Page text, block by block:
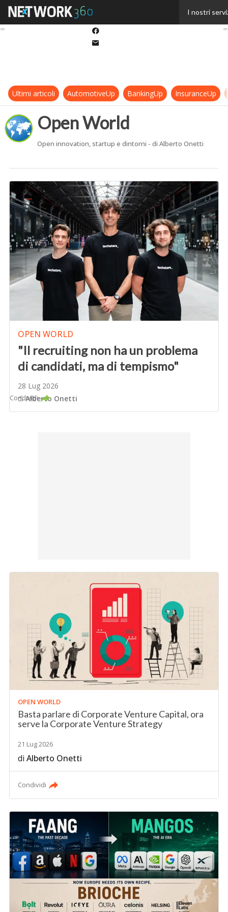
I nostri
Ultimi articoli AutomotiveUp BankingUp InsuranceUp
Open World
Open innovation, startup e dintorni - di Alberto Onetti
OPEN WORLD
"Il recruiting non ha un problema
di candidati, ma di tempismo"
28 Lug 2026
diAlberto Onetti
Condividi
OPEN WORLD
Basta parlare di Corporate Venture Capital, ora
serve la Corporate Venture Strategy
21 Lug 2026
diAlberto Onetti
Condividi